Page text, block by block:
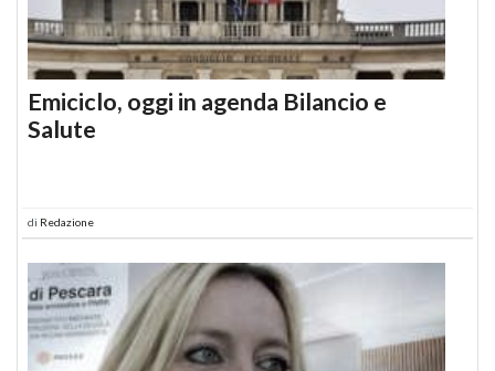
Emiciclo, oggi in agenda Bilancio e
Salute
di Redazione